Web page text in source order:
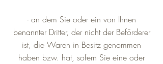
- an dem Sie oder ein von Ihnen
benannter Dritter, der nicht der Beförderer
ist, die Waren in Besitz genommen
haben bzw. hat, sofern Sie eine oder